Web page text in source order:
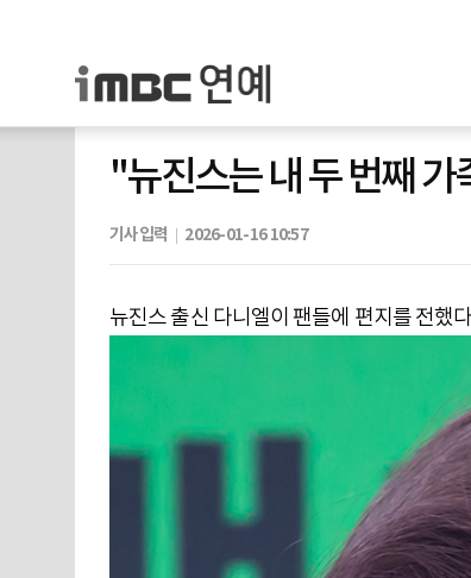
"뉴진스는 내 두 번째
기사입력 2026-01-16 10:57
뉴진스 출신 다니엘이 팬들에 편지를 전했